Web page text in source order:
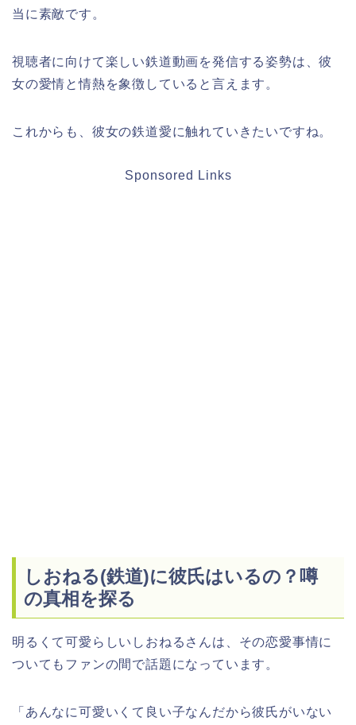
当に素敵です。
視聴者に向けて楽しい鉄道動画を発信する姿勢は、彼
女の愛情と情熱を象徴していると言えます。
これからも、彼女の鉄道愛に触れていきたいですね。
Sponsored Links
しおねる(鉄道)に彼氏はいるの？噂
の真相を探る
明るくて可愛らしいしおねるさんは、その恋愛事情に
ついてもファンの間で話題になっています。
「あんなに可愛いくて良い子なんだから彼氏がいない